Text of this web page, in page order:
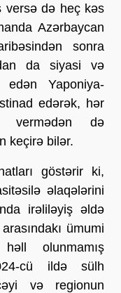
versə də heç kəs
Azərbaycan
sonra
da siyasi və
edən Yaponiya-
edərək, hər
vermədən də
keçirə bilər.
göstərir ki,
əlaqələrini
irəliləyiş əldə
ümumi
olunmamış
cü ildə sülh
və regionun